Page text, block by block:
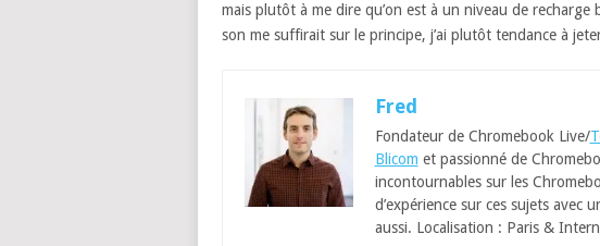
mais plutôt à me dire qu’on est à un niveau de
son me suffirait sur le principe, j’ai plutôt tendance à
Fred
Fondateur de Chromebook Live/
Blicom et passionné de
incontournables sur les
d’expérience sur ces sujets avec
aussi. Localisation : Paris &